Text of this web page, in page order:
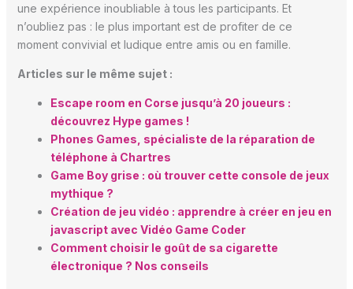
une expérience inoubliable à tous les participants. Et
n’oubliez pas : le plus important est de profiter de ce
moment convivial et ludique entre amis ou en famille.
Articles sur le même sujet :
Escape room en Corse jusqu’à 20 joueurs :
découvrez Hype games !
Phones Games, spécialiste de la réparation de
téléphone à Chartres
Game Boy grise : où trouver cette console de jeux
mythique ?
Création de jeu vidéo : apprendre à créer en jeu en
javascript avec Vidéo Game Coder
Comment choisir le goût de sa cigarette
électronique ? Nos conseils